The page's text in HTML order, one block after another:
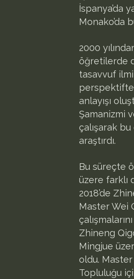
İspanya’da
Monako’da
2000
öğretilerde
tasavvuf
anlayışı
Şamanizmi
çalışarak
araştırdı.
Bu süreçte
üzere farklı
2018’de
Master Wei
Zhineng
Mingjue
oldu.
Topluluğu